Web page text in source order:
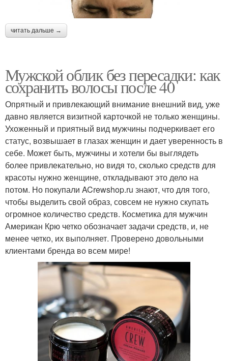
читать дальше →
Мужской облик без пересадки: как
сохранить волосы после 40
Опрятный и привлекающий внимание внешний вид, уже
давно является визитной карточкой не только женщины.
Ухоженный и приятный вид мужчины подчеркивает его
статус, возвышает в глазах женщин и дает уверенность в
себе. Может быть, мужчины и хотели бы выглядеть
более привлекательно, но видя то, сколько средств для
красоты нужно женщине, откладывают это дело на
потом. Но покупали ACrewshop.ru знают, что для того,
чтобы выделить свой образ, совсем не нужно скупать
огромное количество средств. Косметика для мужчин
Американ Крю четко обозначает задачи средств, и, не
менее четко, их выполняет. Проверено довольными
клиентами бренда во всем мире!